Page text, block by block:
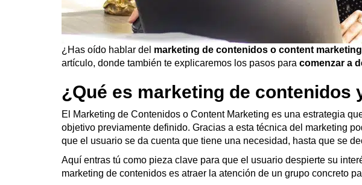
¿Has oído hablar del marketing de contenidos o content marketing
artículo, donde también te explicaremos los pasos para comenzar a
¿Qué es marketing de contenidos
El Marketing de Contenidos o Content Marketing es una estrategia
objetivo previamente definido. Gracias a esta técnica del marketing
que el usuario se da cuenta que tiene una necesidad, hasta que se
Aquí entras tú como pieza clave para que el usuario despierte su
marketing de contenidos es atraer la atención de un grupo concreto